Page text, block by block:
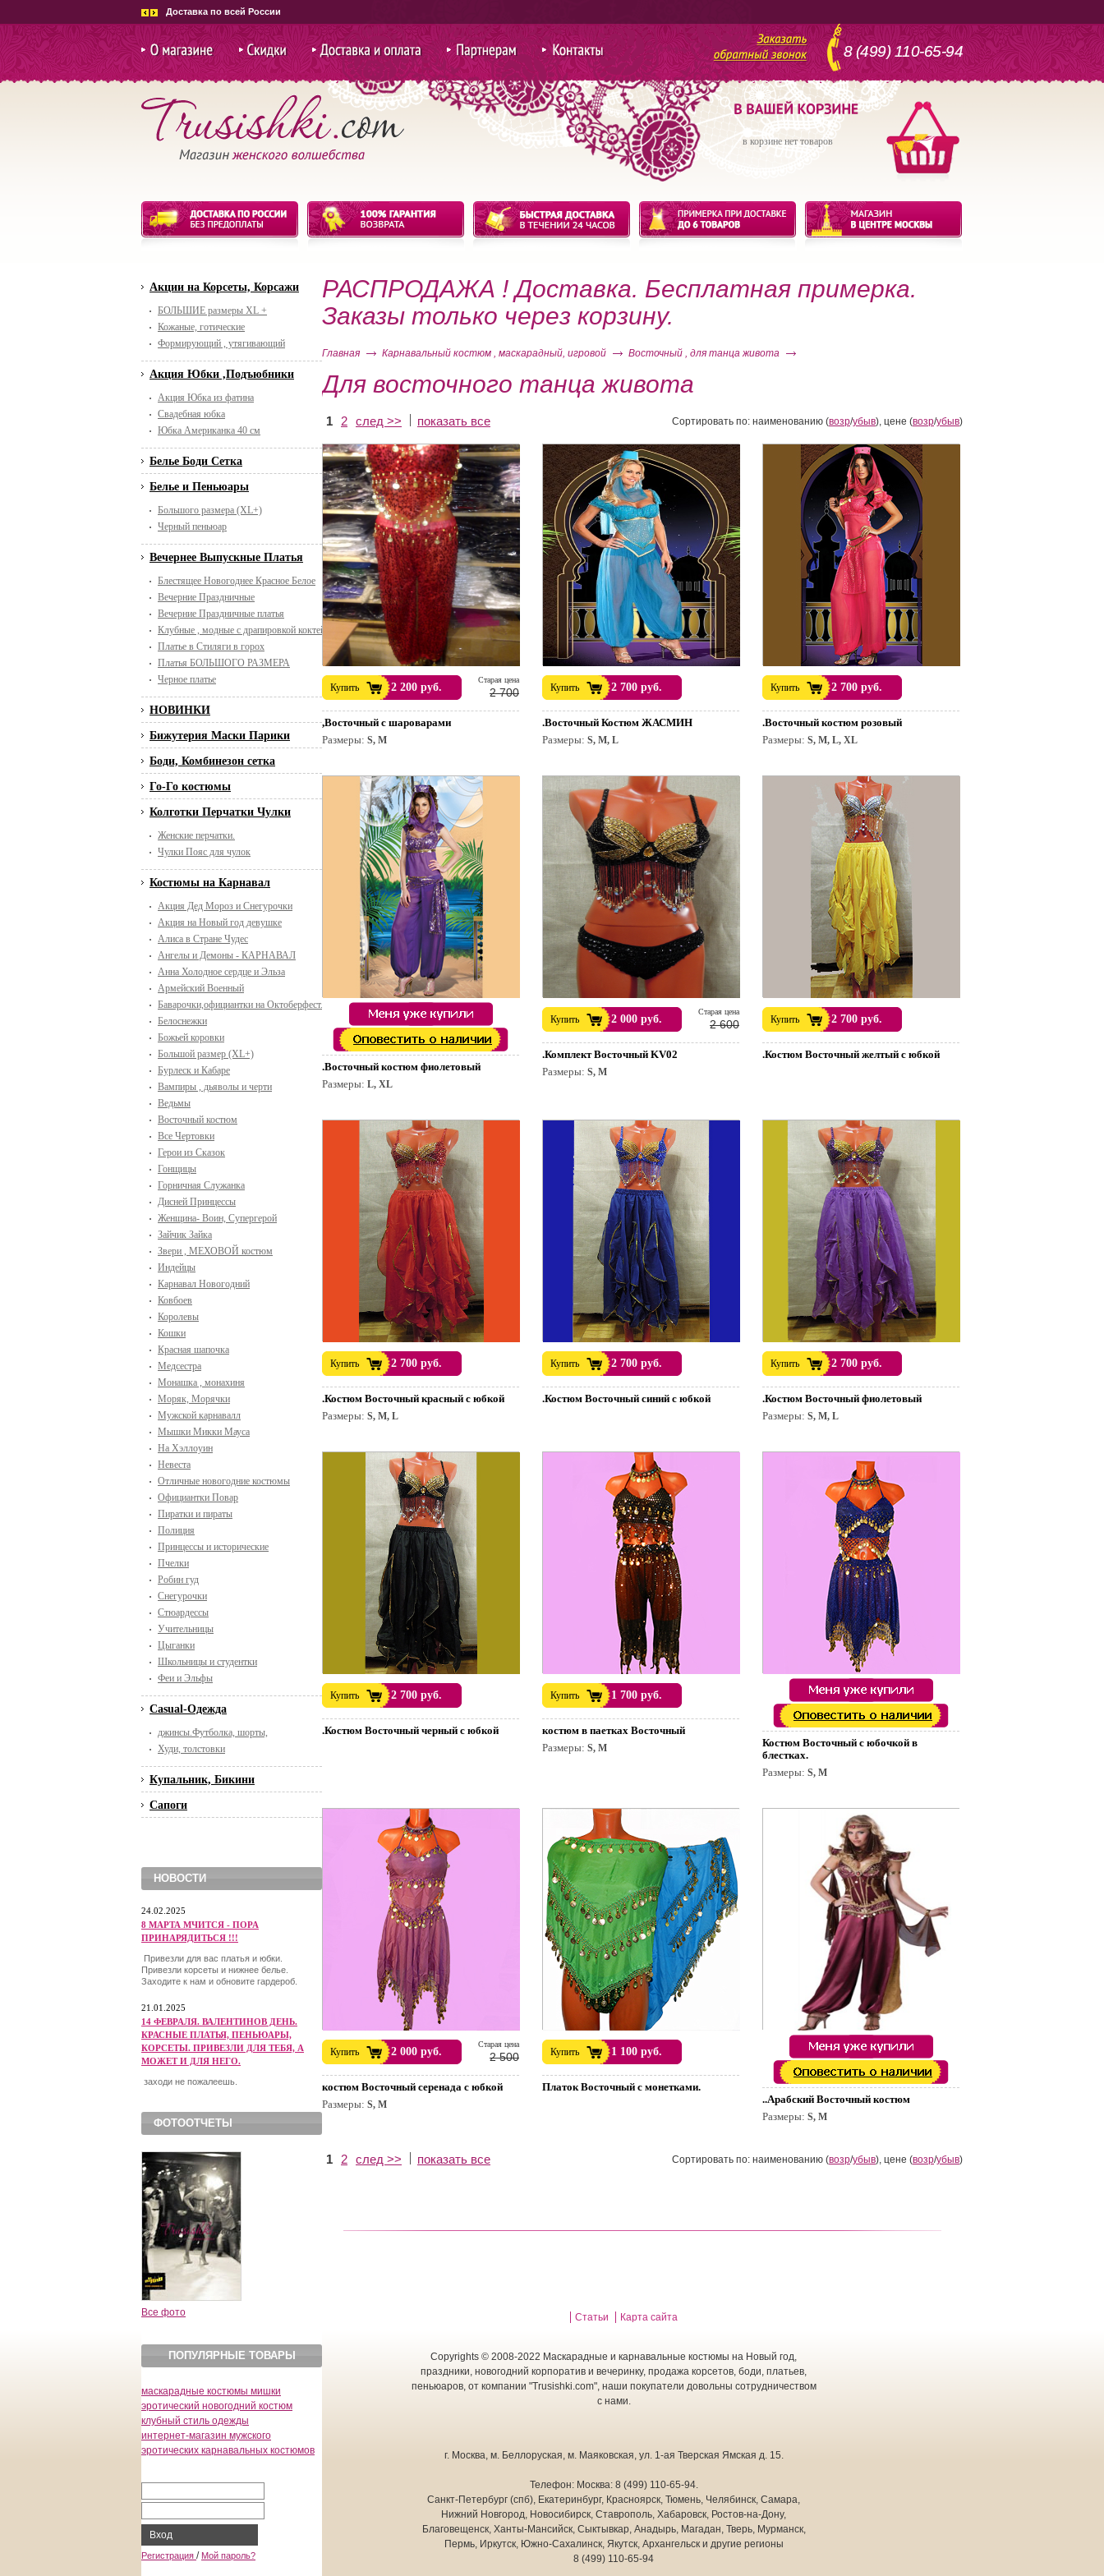
в корзине нет товаров
О магазине
Скидки и
акции
Доставка и оплата
Партнерам
для покупки
оптом
Контакты 8 (499) 110-65-94
Акции на Корсеты, Корсажи
БОЛЬШИЕ размеры XL +
Кожаные, готические
Формирующий , утягивающий
Акция Юбки ,Подъюбники
Акция Юбка из фатина
Свадебная юбка
Юбка Американка 40 см
Белье Боди Сетка
Белье и Пеньюары
Большого размера (XL+)
Черный пеньюар
Вечернее Выпускные Платья
Блестящее Новогоднее Красное Белое
Вечерние Праздничные
Вечерние Праздничные платья
Клубные , модные с драпировкой коктейльные
Платье в Стиляги в горох
Платья БОЛЬШОГО РАЗМЕРА
Черное платье
НОВИНКИ
Бижутерия Маски Парики
Боди, Комбинезон сетка
Го-Го костюмы
Колготки Перчатки Чулки
Женские перчатки.
Чулки Пояс для чулок
Костюмы на Карнавал
Акция Дед Мороз и Снегурочки
Акция на Новый год девушке
Алиса в Стране Чудес
Ангелы и Демоны - КАРНАВАЛ
Анна Холодное сердце и Эльза
Армейский Военный
Баварочки,официантки на Октоберфест. Пивной праздник.
Белоснежки
Божьей коровки
Большой размер (XL+)
Бурлеск и Кабаре
Вампиры , дьяволы и черти
Ведьмы
Восточный костюм
Все Чертовки
Герои из Сказок
Гонщицы
Горничная Служанка
Дисней Принцессы
Женщина- Воин, Супергерой
Зайчик Зайка
Звери , МЕХОВОЙ костюм
Индейцы
Карнавал Новогодний
Ковбоев
Королевы
Кошки
Красная шапочка
Медсестра
Монашка , монахиня
Моряк, Морячки
Мужской карнавалл
Мышки Микки Мауса
На Хэллоуин
Невеста
Отличные новогодние костюмы
Официантки Повар
Пиратки и пираты
Полиция
Принцессы и исторические
Пчелки
Робин гуд
Снегурочки
Стюардессы
Учительницы
Цыганки
Школьницы и студентки
Феи и Эльфы
Casual-Одежда
джинсы.Футболка, шорты,
Худи, толстовки
Купальник, Бикини
Сапоги
НОВОСТИ
24.02.2025
8 МАРТА МЧИТСЯ - ПОРА
ПРИНАРЯДИТЬСЯ !!!
Привезли для вас платья и юбки.
Привезли корсеты и нижнее белье.
Заходите к нам и обновите гардероб.
21.01.2025
14 ФЕВРАЛЯ. ВАЛЕНТИНОВ ДЕНЬ.
КРАСНЫЕ ПЛАТЬЯ, ПЕНЬЮАРЫ,
КОРСЕТЫ. ПРИВЕЗЛИ ДЛЯ ТЕБЯ, А
МОЖЕТ И ДЛЯ НЕГО.
заходи не пожалеешь.
ФОТООТЧЕТЫ
Все фото
ПОПУЛЯРНЫЕ ТОВАРЫ
маскарадные костюмы мишки
эротический новогодний костюм
клубный стиль одежды
интернет-магазин мужского
эротических карнавальных костюмов
Вход
Регистрация / Мой пароль?
РАСПРОДАЖА ! Доставка. Бесплатная примерка.
Заказы только через корзину.
Главная Карнавальный костюм , маскарадный, игровой Восточный , для танца живота
Для восточного танца живота
1 2 след >> показать все Сортировать по: наименованию (возр/убыв), цене (возр/убыв)
,Восточный с шароварами
Размеры: S, M
Купить 2 200 руб.
Cтарая цена
2 700
.Восточный Костюм ЖАСМИН
Размеры: S, M, L
Купить 2 700 руб.
.Восточный костюм розовый
Размеры: S, M, L, XL
Купить 2 700 руб.
.Восточный костюм фиолетовый
Размеры: L, XL
.Комплект Восточный KV02
Размеры: S, M
Купить 2 000 руб.
Cтарая цена
2 600
.Костюм Восточный желтый с юбкой
Купить 2 700 руб.
.Костюм Восточный красный с юбкой
Размеры: S, M, L
Купить 2 700 руб.
.Костюм Восточный синий с юбкой
Купить 2 700 руб.
.Костюм Восточный фиолетовый
Размеры: S, M, L
Купить 2 700 руб.
.Костюм Восточный черный с юбкой
Купить 2 700 руб.
костюм в паетках Восточный
Размеры: S, M
Купить 1 700 руб.
Костюм Восточный с юбочкой в
блестках.
Размеры: S, M
костюм Восточный серенада с юбкой
Размеры: S, M
Купить 2 000 руб.
Cтарая цена
2 500
Платок Восточный с монетками.
Купить 1 100 руб.
..Арабский Восточный костюм
Размеры: S, M
1 2 след >> показать все Сортировать по: наименованию (возр/убыв), цене (возр/убыв)
Доставка по всей России
Статьи Карта сайта
Copyrights © 2008-2022 Маскарадные и карнавальные костюмы на Новый год,
праздники, новогодний корпоратив и вечеринку, продажа корсетов, боди, платьев,
пеньюаров, от компании "Trusishki.com", наши покупатели довольны сотрудничеством
с нами.
г. Москва, м. Беллоруская, м. Маяковская, ул. 1-ая Тверская Ямская д. 15.
Телефон: Москва: 8 (499) 110-65-94.
Санкт-Петербург (спб), Екатеринбург, Красноярск, Тюмень, Челябинск, Самара,
Нижний Новгород, Новосибирск, Ставрополь, Хабаровск, Ростов-на-Дону,
Благовещенск, Ханты-Мансийск, Сыктывкар, Анадырь, Магадан, Тверь, Мурманск,
Пермь, Иркутск, Южно-Сахалинск, Якутск, Архангельск и другие регионы
8 (499) 110-65-94